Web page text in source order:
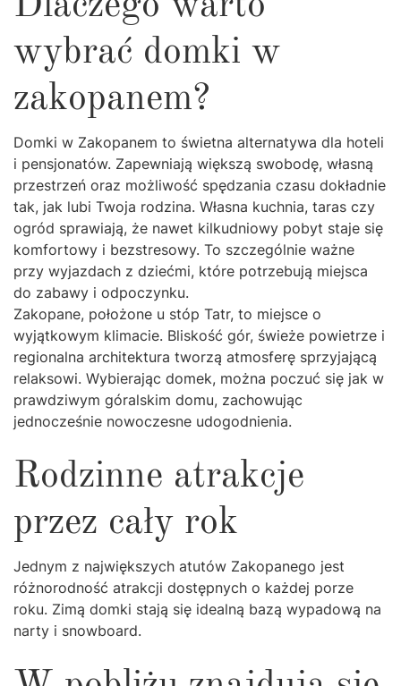
wybrać domki w
zakopanem?
Domki w Zakopanem to świetna alternatywa dla hoteli
i pensjonatów. Zapewniają większą swobodę, własną
przestrzeń oraz możliwość spędzania czasu dokładnie
tak, jak lubi Twoja rodzina. Własna kuchnia, taras czy
ogród sprawiają, że nawet kilkudniowy pobyt staje się
komfortowy i bezstresowy. To szczególnie ważne
przy wyjazdach z dziećmi, które potrzebują miejsca
do zabawy i odpoczynku.
Zakopane, położone u stóp Tatr, to miejsce o
wyjątkowym klimacie. Bliskość gór, świeże powietrze i
regionalna architektura tworzą atmosferę sprzyjającą
relaksowi. Wybierając domek, można poczuć się jak w
prawdziwym góralskim domu, zachowując
jednocześnie nowoczesne udogodnienia.
Rodzinne atrakcje
przez cały rok
Jednym z największych atutów Zakopanego jest
różnorodność atrakcji dostępnych o każdej porze
roku. Zimą domki stają się idealną bazą wypadową na
narty i snowboard.